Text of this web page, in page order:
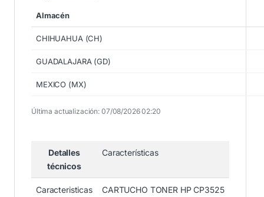
Almacén
CHIHUAHUA (CH)
GUADALAJARA (GD)
MEXICO (MX)
Última actualización: 07/08/2026 02:20
Detalles
técnicos
Características
Caracteristicas
CARTUCHO TONER HP CP3525